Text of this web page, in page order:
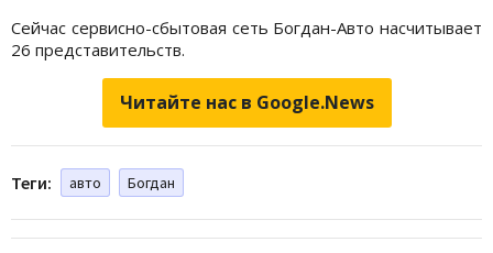
Сейчас сервисно-сбытовая сеть Богдан-Авто насчитывает
26 представительств.
Читайте нас в Google.News
Теги: авто Богдан